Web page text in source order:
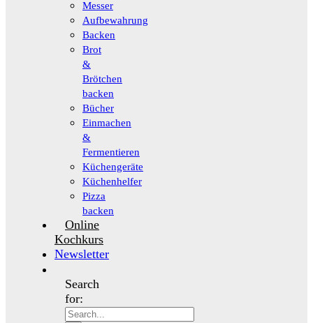
Messer
Aufbewahrung
Backen
Brot
&
Brötchen
backen
Bücher
Einmachen
&
Fermentieren
Küchengeräte
Küchenhelfer
Pizza
backen
Online
Kochkurs
Newsletter
Search
for: